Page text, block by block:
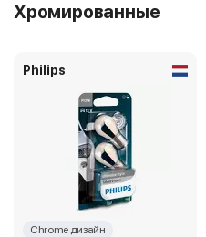
Хромированные
Philips
Chrome дизайн